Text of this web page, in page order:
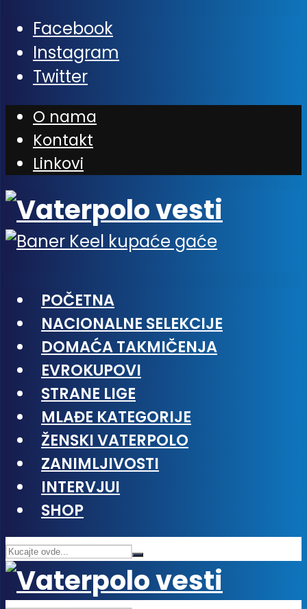
Facebook
Instagram
Twitter
O nama
Kontakt
Linkovi
POČETNA
NACIONALNE SELEKCIJE
DOMAĆA TAKMIČENJA
EVROKUPOVI
STRANE LIGE
MLAĐE KATEGORIJE
ŽENSKI VATERPOLO
ZANIMLJIVOSTI
INTERVJUI
SHOP